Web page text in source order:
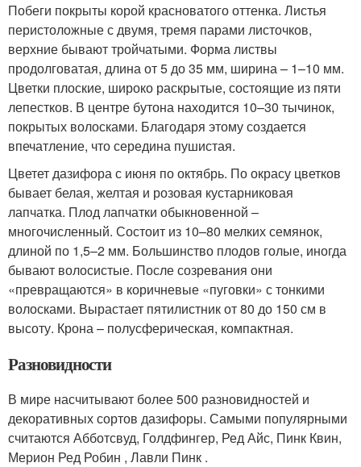
Побеги покрыты корой красноватого оттенка. Листья
перистоложные с двумя, тремя парами листочков,
верхние бывают тройчатыми. Форма листвы
продолговатая, длина от 5 до 35 мм, ширина – 1–10 мм.
Цветки плоские, широко раскрытые, состоящие из пяти
лепестков. В центре бутона находится 10–30 тычинок,
покрытых волосками. Благодаря этому создается
впечатление, что середина пушистая.
Цветет дазифора с июня по октябрь. По окрасу цветков
бывает белая, желтая и розовая кустарниковая
лапчатка. Плод лапчатки обыкновенной –
многочисленный. Состоит из 10–80 мелких семянок,
длиной по 1,5–2 мм. Большинство плодов голые, иногда
бывают волосистые. После созревания они
«превращаются» в коричневые «пуговки» с тонкими
волосками. Вырастает пятилистник от 80 до 150 см в
высоту. Крона – полусферическая, компактная.
Разновидности
В мире насчитывают более 500 разновидностей и
декоративных сортов дазифоры. Самыми популярными
считаются Абботсвуд, Голдфингер, Ред Айс, Пинк Квин,
Мерион Ред Робин , Лавли Пинк .